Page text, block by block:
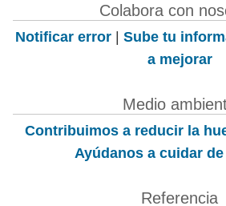
Colabora con
Notificar error | Sube tu
a mejorar
Medio
Contribuimos a reducir la
Ayúdanos a cuidar
Referencia